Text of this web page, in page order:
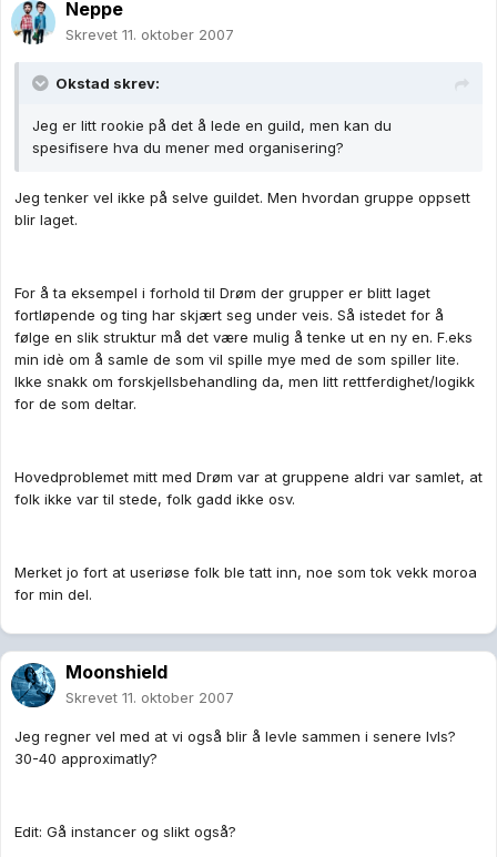
Neppe
Skrevet 11. oktober 2007
Okstad skrev:
Jeg er litt rookie på det å lede en guild, men kan du
spesifisere hva du mener med organisering?
Jeg tenker vel ikke på selve guildet. Men hvordan gruppe oppsett
blir laget.
For å ta eksempel i forhold til Drøm der grupper er blitt laget
fortløpende og ting har skjært seg under veis. Så istedet for å
følge en slik struktur må det være mulig å tenke ut en ny en. F.eks
min idè om å samle de som vil spille mye med de som spiller lite.
Ikke snakk om forskjellsbehandling da, men litt rettferdighet/logikk
for de som deltar.
Hovedproblemet mitt med Drøm var at gruppene aldri var samlet, at
folk ikke var til stede, folk gadd ikke osv.
Merket jo fort at useriøse folk ble tatt inn, noe som tok vekk moroa
for min del.
Moonshield
Skrevet 11. oktober 2007
Jeg regner vel med at vi også blir å levle sammen i senere lvls?
30-40 approximatly?
Edit: Gå instancer og slikt også?